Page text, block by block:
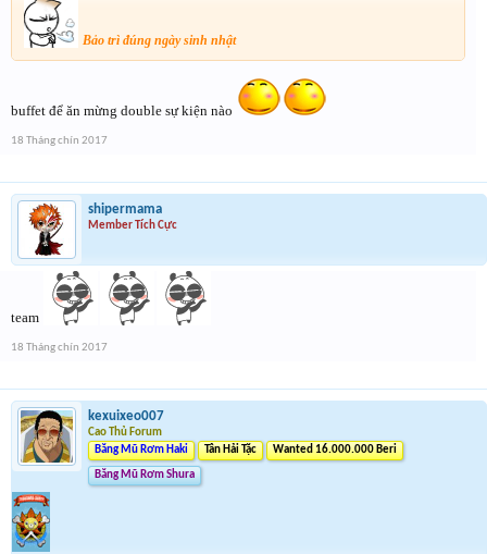
Bảo trì đúng ngày sinh nhật
buffet để ăn mừng double sự kiện nào
18 Tháng chín 2017
shipermama
Member Tích Cực
team
18 Tháng chín 2017
kexuixeo007
Cao Thủ Forum
Băng Mũ Rơm Haki
Tân Hải Tặc Wanted 16.000.000 Beri
Băng Mũ Rơm Shura